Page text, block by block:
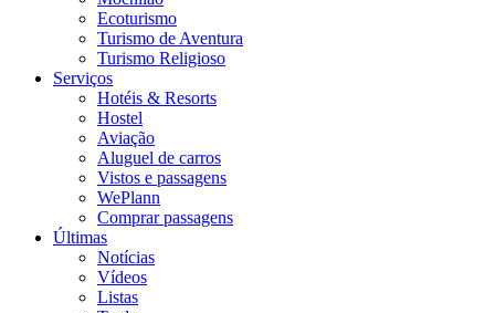
Ecoturismo
Turismo de Aventura
Turismo Religioso
Serviços
Hotéis & Resorts
Hostel
Aviação
Aluguel de carros
Vistos e passagens
WePlann
Comprar passagens
Últimas
Notícias
Vídeos
Listas